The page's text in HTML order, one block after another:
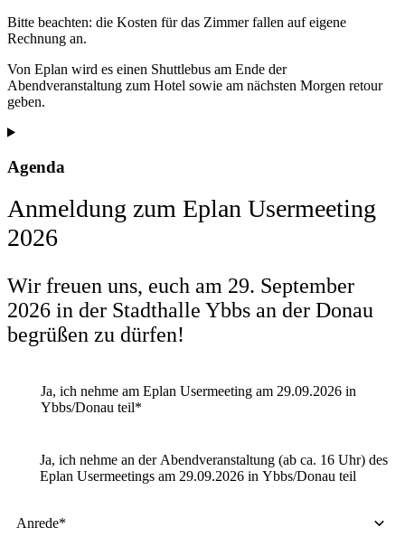
Bitte beachten: die Kosten für das Zimmer fallen auf eigene
Rechnung an.
Von Eplan wird es einen Shuttlebus am Ende der
Abendveranstaltung zum Hotel sowie am nächsten Morgen retour
geben.
Agenda
Anmeldung zum Eplan Usermeeting
2026
Wir freuen uns, euch am 29. September
2026 in der Stadthalle Ybbs an der Donau
begrüßen zu dürfen!
Ja, ich nehme am Eplan Usermeeting am 29.09.2026 in
Ybbs/Donau teil*
Ja, ich nehme an der Abendveranstaltung (ab ca. 16 Uhr) des
Eplan Usermeetings am 29.09.2026 in Ybbs/Donau teil
Anrede*